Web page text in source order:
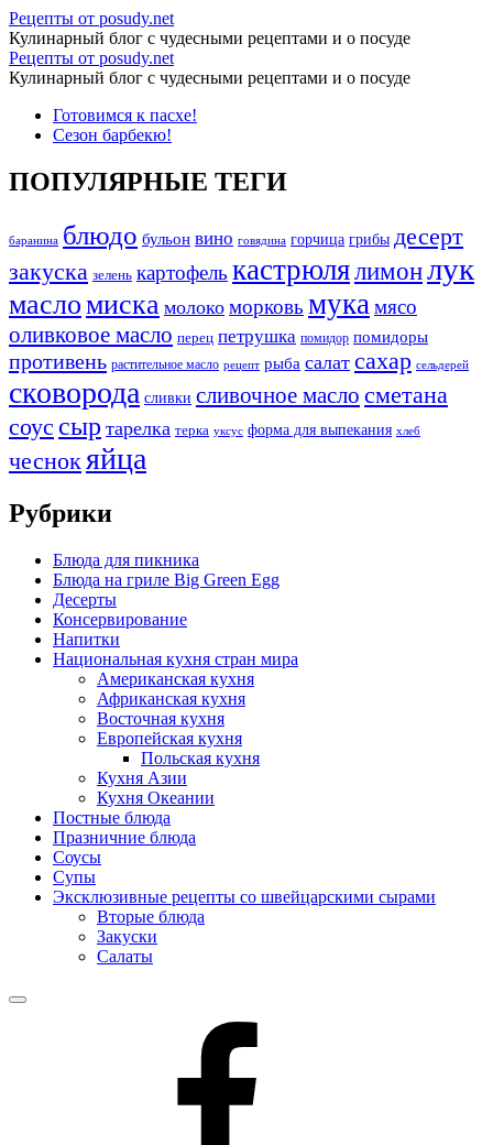
Архивы
Консервирование
-
Рецепты
posudy.net
Рецепты от posudy.net
Кулинарный блог с чудесными рецептами и о посуде
Архивы
Консервирование
Рецепты
от
Рецепты от posudy.net
Кулинарный блог с чудесными рецептами и о посуде
ПерейтиГотовимся к пасхе!
Сезон барбекю!
ПОПУЛЯРНЫЕ ТЕГИ
баранина блюдо бульон вино говядина горчица грибы десерт
закуска зелень картофель кастрюлялимонлук
масломиска молоко морковь мука мясо
оливковое масло перец петрушка помидор помидоры
противень растительное масло рецепт рыба салат сахар сельдерей
сковорода сливки сливочное масло сметана
соус сыр тарелка терка уксус форма для выпекания хлеб
чеснок яйца
Рубрики
Блюда для пикника
Блюда на гриле Big Green Egg
Десерты
Консервирование
Напитки
Национальная кухня стран мира
Американская кухня
Африканская кухня
Восточная кухня
Европейская кухня
Польская кухня
Кухня Азии
Кухня Океании
Постные блюда
Празничние блюда
Соусы
Супы
Эксклюзивные рецепты со швейцарскими сырами
Вторые блюда
Закуски
Салаты
Меню